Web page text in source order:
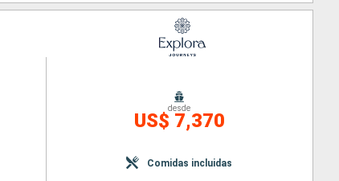
desde
US$ 7,370
Comidas incluidas